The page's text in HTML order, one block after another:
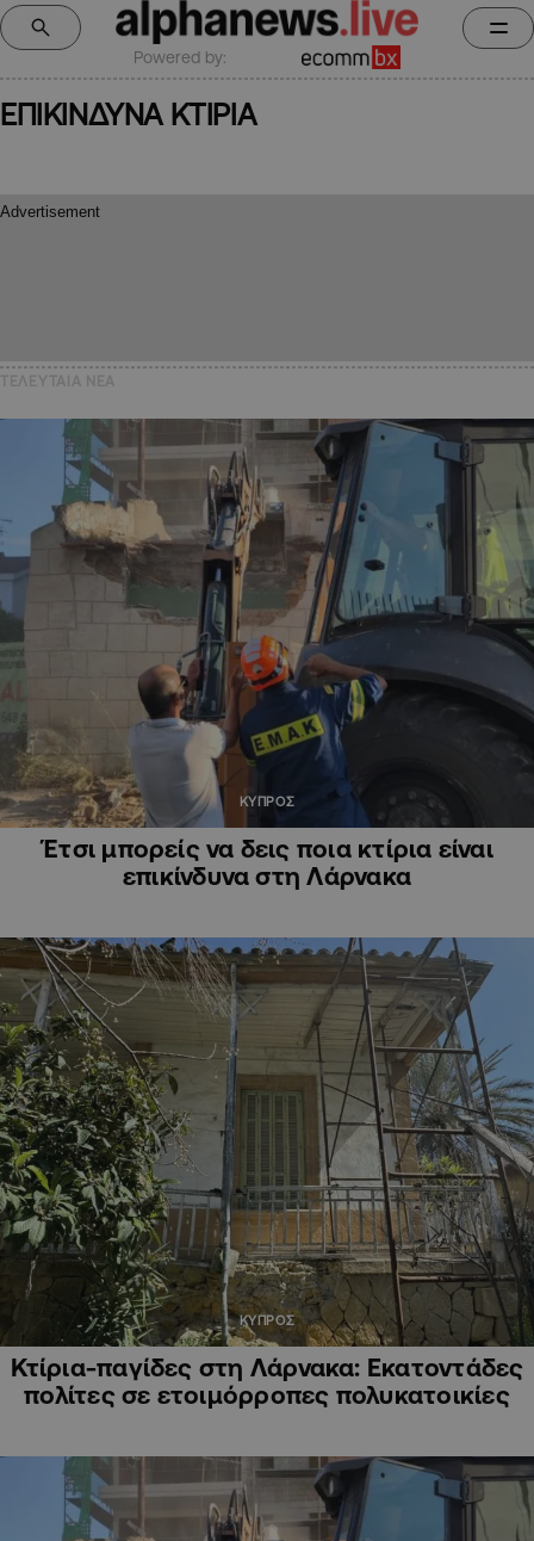
Powered by:
ΕΠΙΚΙΝΔΥΝΑ ΚΤΙΡΙΑ
ΚΥΠΡΟΣ
Έτσι μπορείς να δεις ποια κτίρια είναι
επικίνδυνα στη Λάρνακα
ΚΥΠΡΟΣ
Κτίρια-παγίδες στη Λάρνακα: Εκατοντάδες
πολίτες σε ετοιμόρροπες πολυκατοικίες